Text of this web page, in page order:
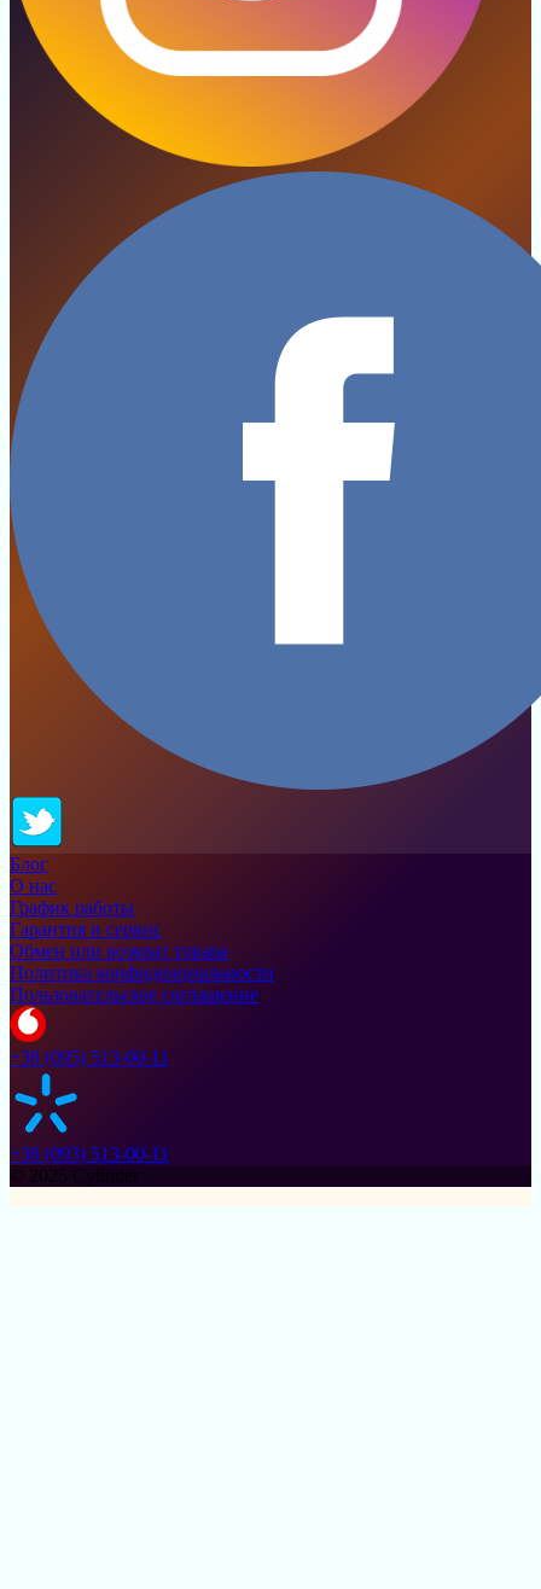
Блог
О нас
График работы
Гарантия и сервис
Обмен или возврат товара
Политика конфиденциальности
Пользовательское соглашение
+38 (095) 513-00-11
+38 (093) 513-00-11
© 2025 Cylinder